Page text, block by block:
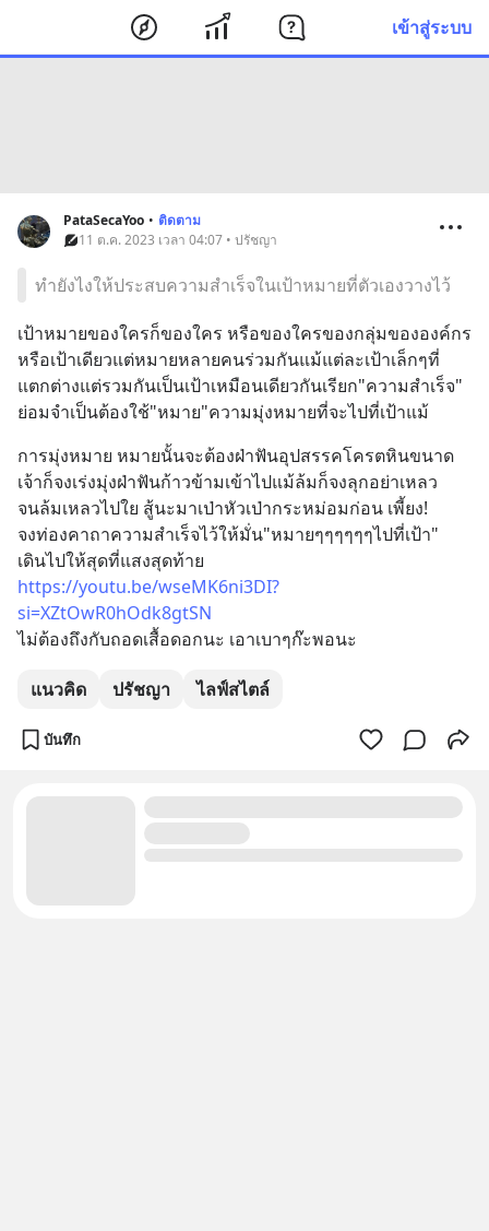
เข้าสู่ระบบ
PataSecaYoo • ติดตาม
11 ต.ค. 2023 เวลา 04:07 • ปรัชญา
ทำยังไงให้ประสบความสำเร็จในเป้าหมายที่ตัวเองวางไว้
เป้าหมายของใครก็ของใคร หรือของใครของกลุ่มขององค์กร
หรือเป้าเดียวแต่หมายหลายคนร่วมกันแม้แต่ละเป้าเล็กๆที่
แตกต่างแต่รวมกันเป็นเป้าเหมือนเดียวกันเรียก"ความสำเร็จ"
ย่อมจำเป็นต้องใช้"หมาย"ความมุ่งหมายที่จะไปที่เป้าแม้
การมุ่งหมาย หมายนั้นจะต้องฝ่าฟันอุปสรรคโครตหินขนาด
เจ้าก็จงเร่งมุ่งฝ่าฟันก้าวข้ามเข้าไปแม้ล้มก็จงลุกอย่าเหลว
จนล้มเหลวไปใย สู้นะมาเป่าหัวเป่ากระหม่อมก่อน เพี้ยง!
จงท่องคาถาความสำเร็จไว้ให้มั่น"หมายๆๆๆๆๆๆไปที่เป้า"
เดินไปให้สุดที่แสงสุดท้าย
https://youtu.be/wseMK6ni3DI?
si=XZtOwR0hOdk8gtSN
ไม่ต้องถึงกับถอดเสื้อดอกนะ เอาเบาๆก๊ะพอนะ
แนวคิด ปรัชญา ไลฟ์สไตล์
บันทึก